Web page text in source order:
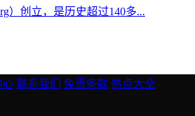
）创立，是历史超过140多...
心 联系我们 免责条款 热点大全